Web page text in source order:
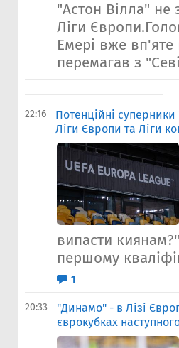
"Астон Вілла"
Ліги
Емері вже
перемагав з
22:16
Потенційні
Ліги Європи та Ліги
випасти
першому
1
20:33
"Динамо" - в Лізі
єврокубках